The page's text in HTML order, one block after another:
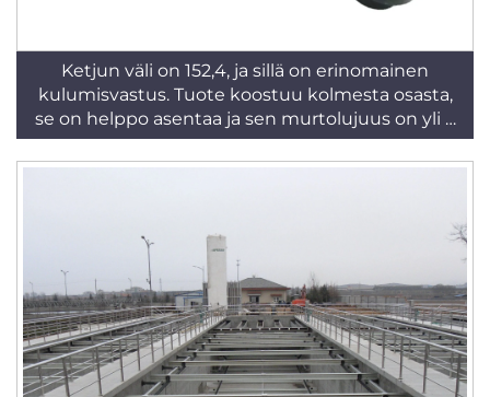
Ketjun väli on 152,4, ja sillä on erinomainen
kulumisvastus. Tuote koostuu kolmesta osasta,
se on helppo asentaa ja sen murtolujuus on yli 3
tonnia